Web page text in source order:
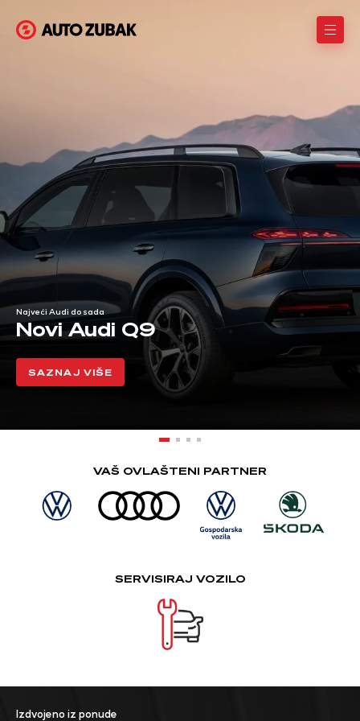
AutoZubak
Najveći Audi do sada
Novi Audi Q9
SAZNAJ VIŠE
VAŠ OVLAŠTENI PARTNER
SERVISIRAJ VOZILO
Izdvojeno iz ponude